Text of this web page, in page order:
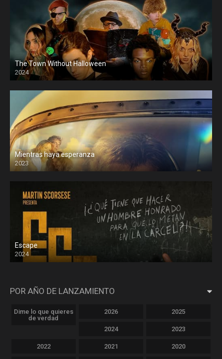
The Town Without Halloween
2024
Mientras haya esperanza
2023
Escape
2024
POR AÑO DE LANZAMIENTO
Dime lo que quieres
de verdad
2026 2025
2024 2023
2022 2021 2020